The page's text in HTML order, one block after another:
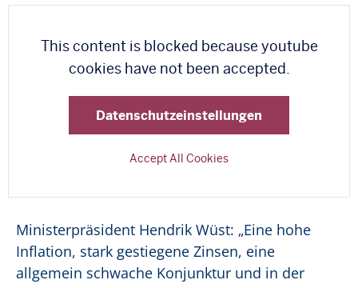
This content is blocked because youtube
cookies have not been accepted.
Datenschutzeinstellungen
Accept All Cookies
Ministerpräsident Hendrik Wüst: „Eine hohe
Inflation, stark gestiegene Zinsen, eine
allgemein schwache Konjunktur und in der